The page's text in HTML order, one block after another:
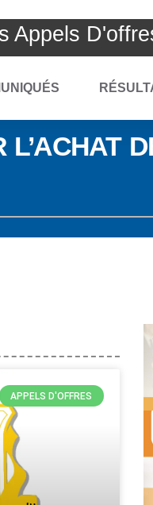
Appels
L’ACHAT
APPELS D'OFFRES